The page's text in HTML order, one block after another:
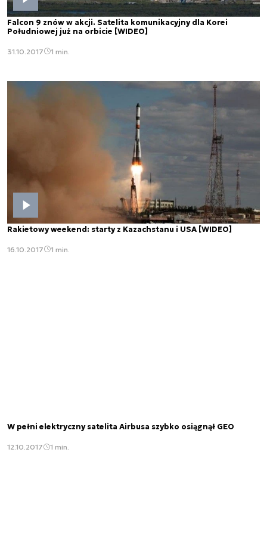
Falcon 9 znów w akcji. Satelita komunikacyjny dla Korei
Południowej już na orbicie [WIDEO]
31.10.2017 1 min.
Rakietowy weekend: starty z Kazachstanu i USA [WIDEO]
16.10.2017 1 min.
W pełni elektryczny satelita Airbusa szybko osiągnął GEO
12.10.2017 1 min.